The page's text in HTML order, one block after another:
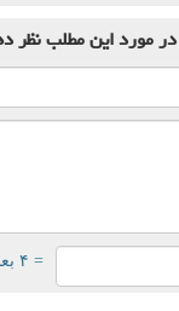
در مورد این مطلبنظر
= ۴ بعلاوه ۴